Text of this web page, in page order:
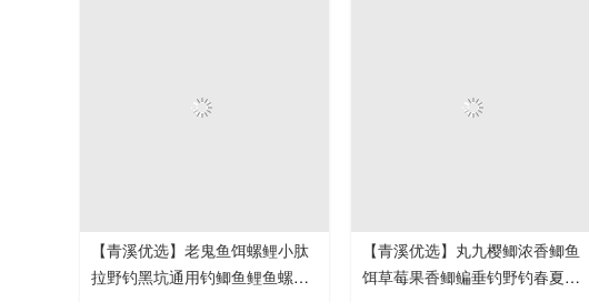
【青溪优选】老鬼鱼饵螺鲤小肽
拉野钓黑坑通用钓鲫鱼鲤鱼螺鲤
【青溪优选】丸九樱鲫浓香鲫鱼
饵草莓果香鲫鳊垂钓野钓春夏季